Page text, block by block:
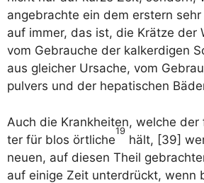
ange­brach­te ein dem erstern sehr
auf immer, das ist, die Krät­ze der
vom Gebrau­che der kal­k­er­di­gen
aus glei­cher Ursa­che, vom
pul­vers und der hepa­ti­schen
Auch die Krank­hei­ten, wel­che
ter für blos ört­li­che
19
hält, [39]
neu­en, auf die­sen Theil
auf eini­ge Zeit unter­drückt, wenn